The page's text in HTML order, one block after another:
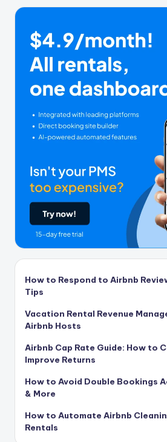
How to Respond to Airbnb
Tips
Vacation Rental Revenue
Airbnb Hosts
Airbnb Cap Rate Guide: How to
Improve Returns
How to Avoid Double Bookings
& More
How to Automate Airbnb
Rentals